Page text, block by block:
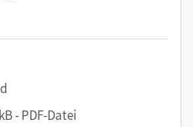
- PDF-Datei